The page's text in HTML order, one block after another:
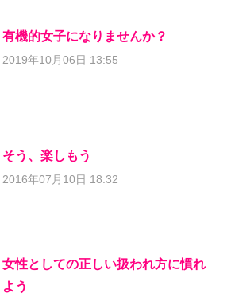
有機的女子になりませんか？
2019年10月06日 13:55
そう、楽しもう
2016年07月10日 18:32
女性としての正しい扱われ方に慣れ
よう